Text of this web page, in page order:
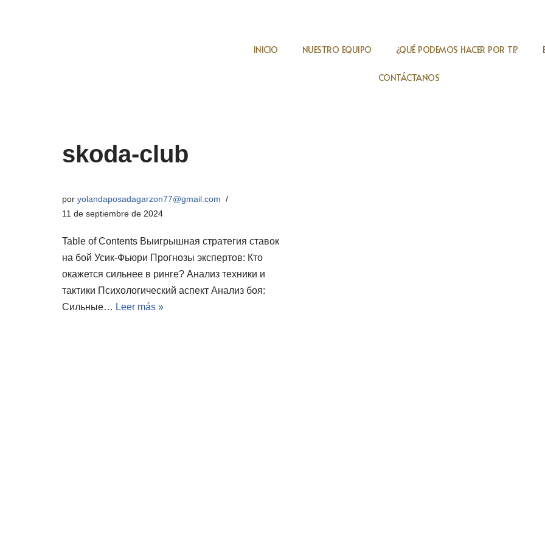
INICIO NUESTRO EQUIPO ¿QUÉ PODEMOS HACER POR TI?
CONTÁCTANOS
skoda-club
por yolandaposadagarzon77@gmail.com
11 de septiembre de 2024
Table of Contents Выигрышная стратегия ставок
на бой Усик-Фьюри Прогнозы экспертов: Кто
окажется сильнее в ринге? Анализ техники и
тактики Психологический аспект Анализ боя:
Сильные… Leer más »